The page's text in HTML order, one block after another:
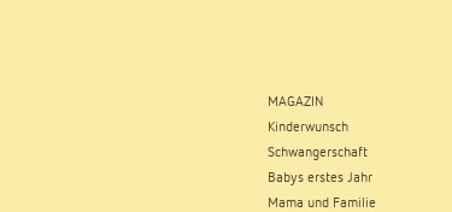
MAGAZIN
Kinderwunsch
Schwangerschaft
Babys erstes Jahr
Mama und Familie